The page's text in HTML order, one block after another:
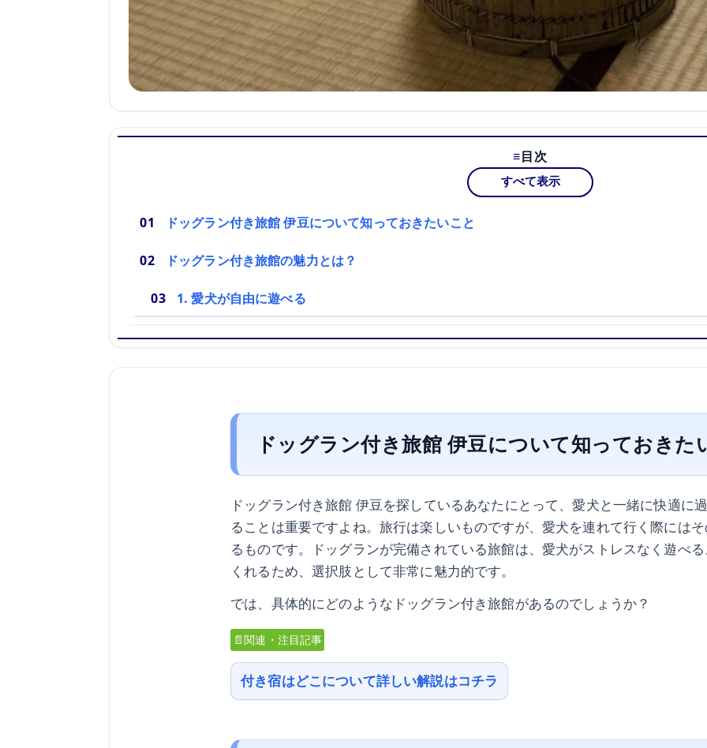
目次
すべて表示
ドッグラン付き旅館 伊豆について知っておきたいこと
ドッグラン付き旅館の魅力とは？
1. 愛犬が自由に遊べる
ドッグラン付き旅館 伊豆について知っておきた
ドッグラン付き旅館 伊豆を探しているあなたにとって、愛犬と一緒に快適に
ることは重要ですよね。旅行は楽しいものですが、愛犬を連れて行く際には
るものです。ドッグランが完備されている旅館は、愛犬がストレスなく遊べ
くれるため、選択肢として非常に魅力的です。
では、具体的にどのようなドッグラン付き旅館があるのでしょうか？
📄関連・注目記事
付き宿はどこについて詳しい解説はコチラ